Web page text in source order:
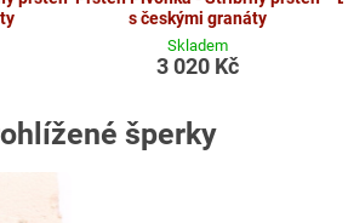
s českými granáty
Skladem
3 020 Kč
šperky